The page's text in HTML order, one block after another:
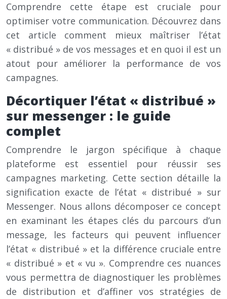
Comprendre cette étape est cruciale pour
optimiser votre communication. Découvrez dans
cet article comment mieux maîtriser l’état
« distribué » de vos messages et en quoi il est un
atout pour améliorer la performance de vos
campagnes.
Décortiquer l’état « distribué »
sur messenger : le guide
complet
Comprendre le jargon spécifique à chaque
plateforme est essentiel pour réussir ses
campagnes marketing. Cette section détaille la
signification exacte de l’état « distribué » sur
Messenger. Nous allons décomposer ce concept
en examinant les étapes clés du parcours d’un
message, les facteurs qui peuvent influencer
l’état « distribué » et la différence cruciale entre
« distribué » et « vu ». Comprendre ces nuances
vous permettra de diagnostiquer les problèmes
de distribution et d’affiner vos stratégies de